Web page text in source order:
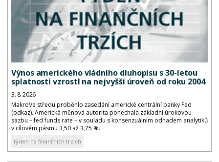
Výnos amerického vládního dluhopisu s 30-letou
splatností vzrostl na nejvyšší úroveň od roku 2004
3. 8. 2026
MakroVe středu proběhlo zasedání americké centrální banky Fed
(odkaz). Americká měnová autorita ponechala základní úrokovou
sazbu – fed funds rate – v souladu s konsenzuálním odhadem analytiků
v cílovém pásmu 3,50 až 3,75 %.
týden na finančních trzích